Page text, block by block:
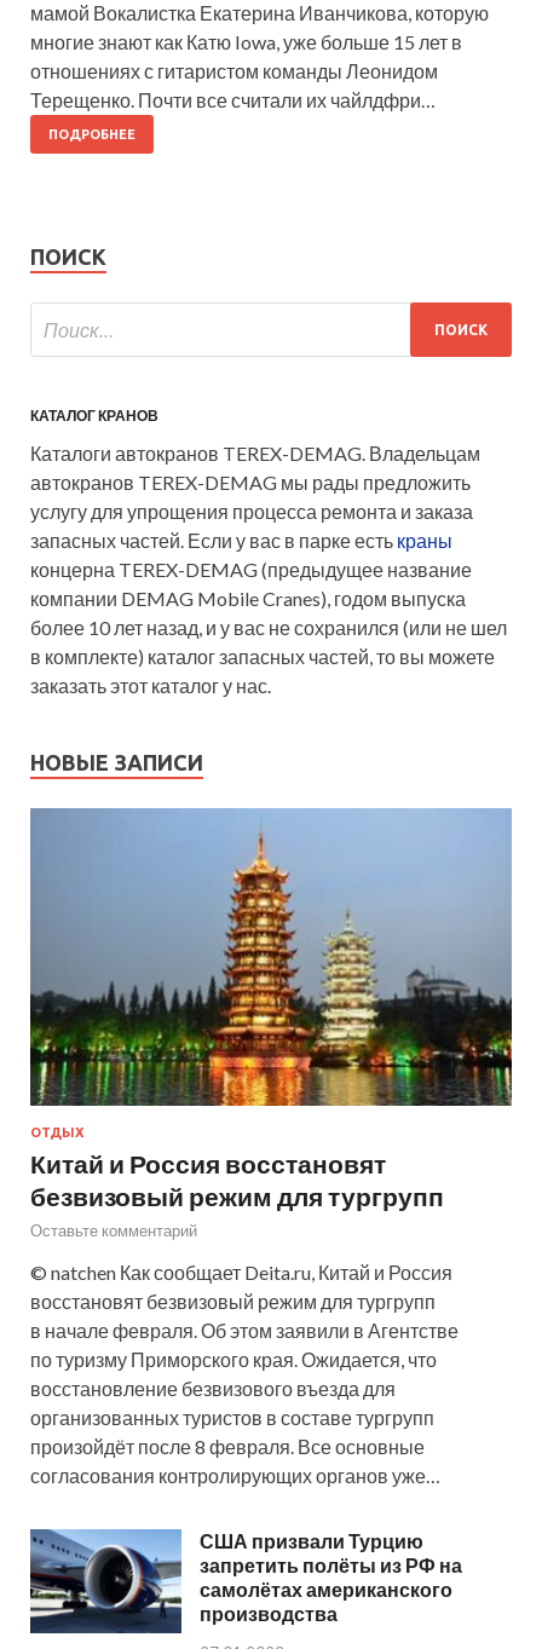
мамой Вокалистка Екатерина Иванчикова, которую
многие знают как Катю Iowa, уже больше 15 лет в
отношениях с гитаристом команды Леонидом
Терещенко. Почти все считали их чайлдфри…
ПОДРОБНЕЕ
ПОИСК
КАТАЛОГ КРАНОВ
Каталоги автокранов TEREX-DEMAG. Владельцам
автокранов TEREX-DEMAG мы рады предложить
услугу для упрощения процесса ремонта и заказа
запасных частей. Если у вас в парке есть краны
концерна TEREX-DEMAG (предыдущее название
компании DEMAG Mobile Cranes), годом выпуска
более 10 лет назад, и у вас не сохранился (или не шел
в комплекте) каталог запасных частей, то вы можете
заказать этот каталог у нас.
НОВЫЕ ЗАПИСИ
ОТДЫХ
Китай и Россия восстановят
безвизовый режим для тургрупп
Оставьте комментарий
© natchen Как сообщает Deita.ru, Китай и Россия
восстановят безвизовый режим для тургрупп
в начале февраля. Об этом заявили в Агентстве
по туризму Приморского края. Ожидается, что
восстановление безвизового въезда для
организованных туристов в составе тургрупп
произойдёт после 8 февраля. Все основные
согласования контролирующих органов уже…
США призвали Турцию
запретить полёты из РФ на
самолётах американского
производства